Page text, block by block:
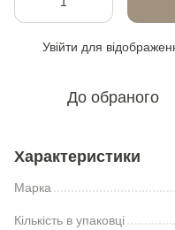
Увійти для
До обраного
Характеристики
Марка
Кількість в упаковці